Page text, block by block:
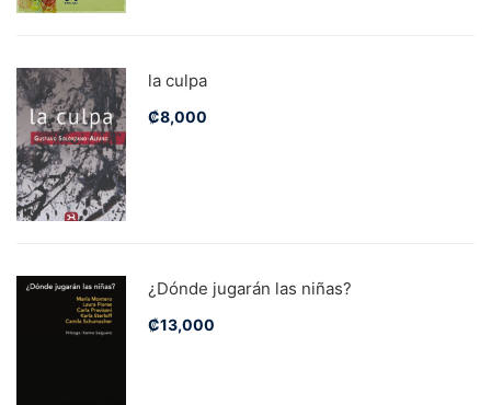
la culpa
₡8,000
¿Dónde jugarán las niñas?
₡13,000